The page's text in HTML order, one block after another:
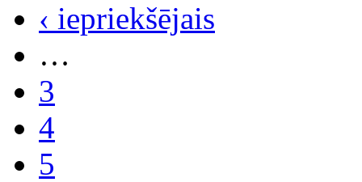
‹ iepriekšējais
…
3
4
5